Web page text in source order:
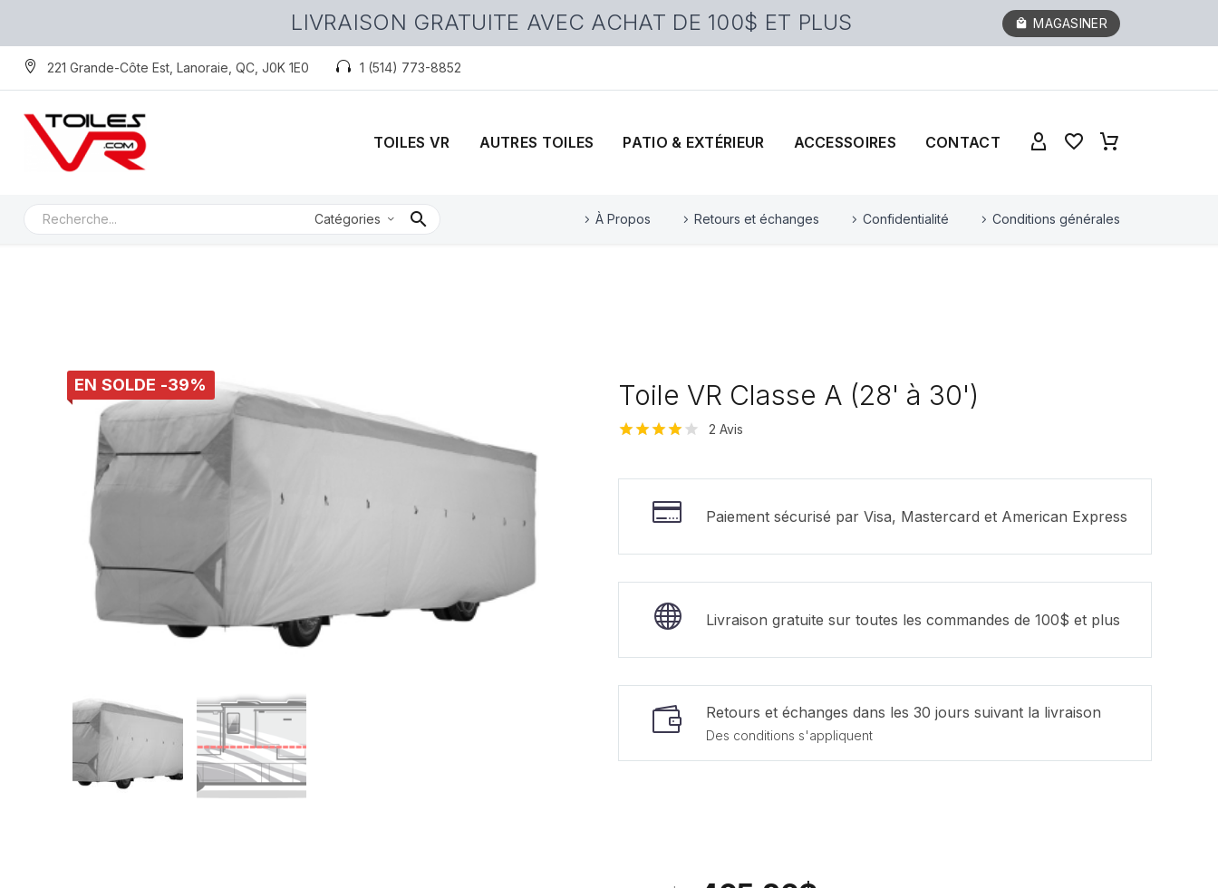
LIVRAISON GRATUITE AVEC ACHAT DE 100$ ET PLUS MAGASINER
221 Grande-Côte Est, Lanoraie, QC, J0K 1E0 1 (514) 773-8852
TOILES VR AUTRES TOILES PATIO & EXTÉRIEUR ACCESSOIRES CONTACT
Catégories À Propos Retours et échanges Confidentialité Conditions générales
EN SOLDE -39% Toile VR Classe A (28' à 30')
notations
2 Avis
Paiement sécurisé par Visa, Mastercard et American Express
Livraison gratuite sur toutes les commandes de 100$ et plus
Retours et échanges dans les 30 jours suivant la livraison
Des conditions s'appliquent